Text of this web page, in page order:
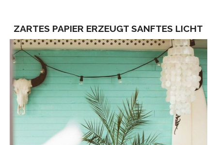
ZARTES PAPIER ERZEUGT SANFTES LICHT